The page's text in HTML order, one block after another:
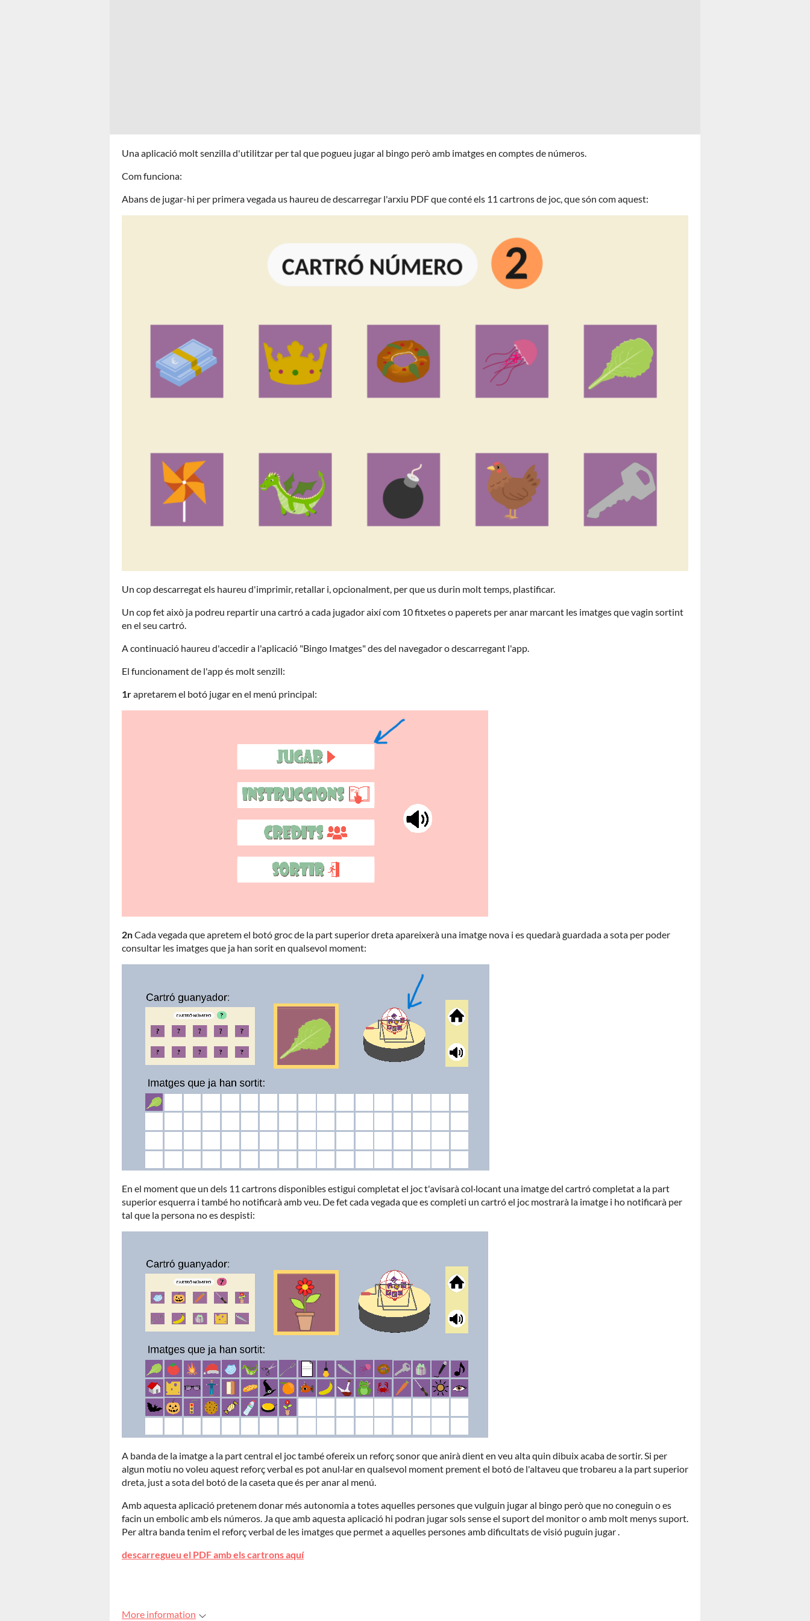
Una aplicació molt senzilla d'utilitzar per tal que pogueu jugar al bingo però amb imatges en comptes de números.
Com funciona:
Abans de jugar-hi per primera vegada us haureu de descarregar l'arxiu PDF que conté els 11 cartrons de joc, que són com aquest:
Un cop descarregat els haureu d'imprimir, retallar i, opcionalment, per que us durin molt temps, plastificar.
Un cop fet això ja podreu repartir una cartró a cada jugador així com 10 fitxetes o paperets per anar marcant les imatges que vagin sortint
en el seu cartró.
A continuació haureu d'accedir a l'aplicació "Bingo Imatges" des del navegador o descarregant l'app.
El funcionament de l'app és molt senzill:
1rapretarem el botó jugar en el menú principal:
2nCada vegada que apretem el botó groc de la part superior dreta apareixerà una imatge nova i es quedarà guardada a sota per poder
consultar les imatges que ja han sorit en qualsevol moment:
En el moment que un dels 11 cartrons disponibles estigui completat el joc t'avisarà col·locant una imatge del cartró completat a la part
superior esquerra i també ho notificarà amb veu. De fet cada vegada que es completi un cartró el joc mostrarà la imatge i ho notificarà per
tal que la persona no es despisti:
A banda de la imatge a la part central el joc també ofereix un reforç sonor que anirà dient en veu alta quin dibuix acaba de sortir. Si per
algun motiu no voleu aquest reforç verbal es pot anul·lar en qualsevol moment prement el botó de l'altaveu que trobareu a la part superior
dreta, just a sota del botó de la caseta que és per anar al menú.
Amb aquesta aplicació pretenem donar més autonomia a totes aquelles persones que vulguin jugar al bingo però que no coneguin o es
facin un embolic amb els números. Ja que amb aquesta aplicació hi podran jugar sols sense el suport del monitor o amb molt menys suport.
Per altra banda tenim el reforç verbal de les imatges que permet a aquelles persones amb dificultats de visió puguin jugar .
descarregueu el PDF amb els cartrons aquí
More information